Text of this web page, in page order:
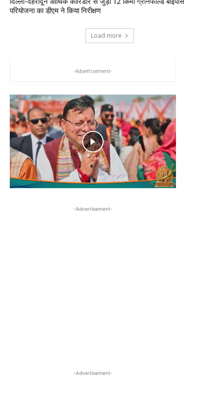
परियोजना का डीएम ने किया निरीक्षण
Load more
-Advertisement-
-Advertisement-
-Advertisement-